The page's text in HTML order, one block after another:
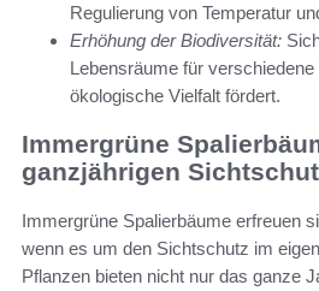
Regulierung von Temperatur
Erhöhung der Biodiversität:
Lebensräume für
ökologische Vielfalt fördert.
Immergrüne
ganzjährigen
Immergrüne Spalierbäume erfreuen
wenn es um den Sichtschutz im
Pflanzen bieten nicht nur das ganze